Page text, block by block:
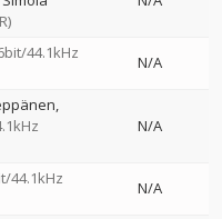
44.1kHz
N/A
N/A
44.1kHz
N/A